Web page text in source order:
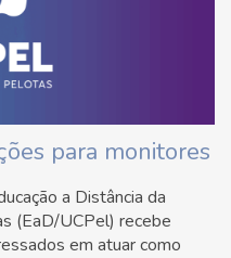
para monitores
a Distância da
(EaD/UCPel) recebe
em atuar como